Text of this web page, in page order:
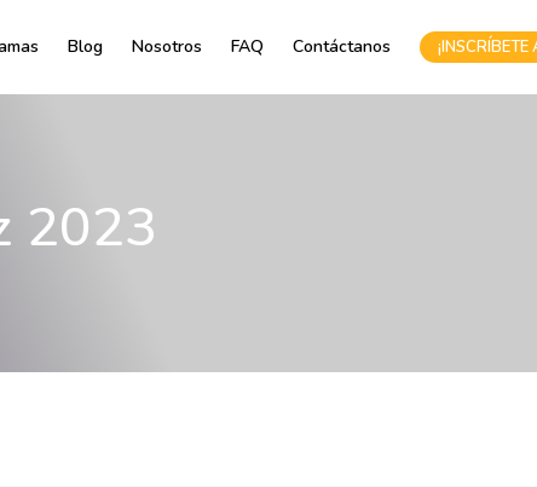
Blog Nosotros FAQ Contáctanos ¡INSCRÍBETE
2023